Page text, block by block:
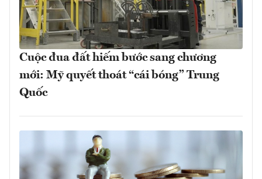
Cuộc đua đất hiếm bước sang chương
mới: Mỹ quyết thoát “cái bóng” Trung
Quốc